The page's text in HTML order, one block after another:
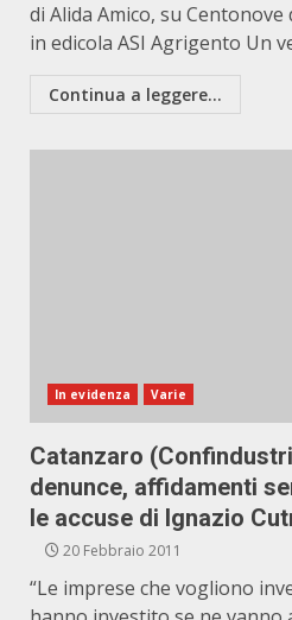
di Alida Amico, su
in edicola ASI Agrigento Un
Continua a leggere...
In evidenza Varie
Catanzaro
denunce, affidamenti
le accuse di Ignazio
20 Febbraio 2011
“Le imprese che vogliono